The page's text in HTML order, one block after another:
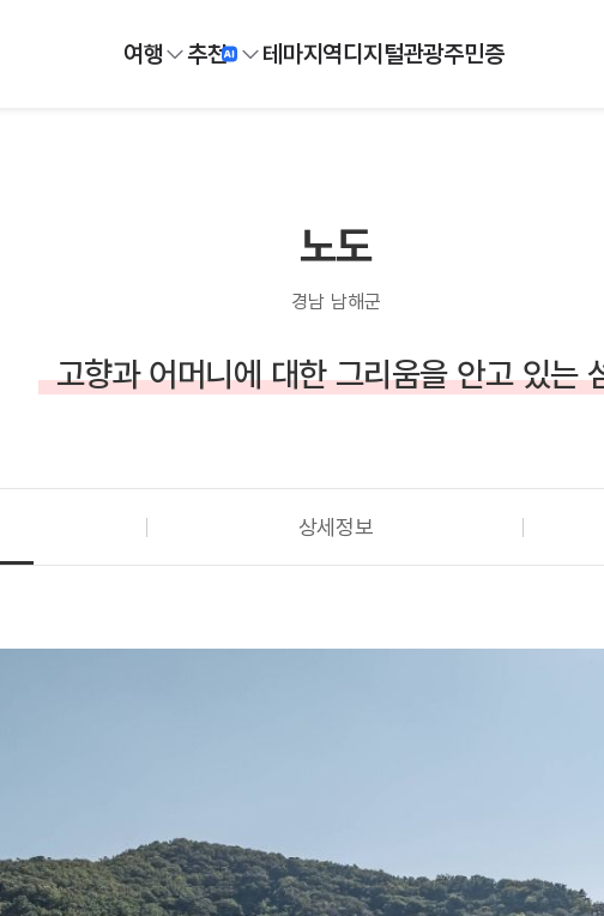
여행 추천 테마지역디지털관광주민증
노도
경남 남해군
고향과 어머니에 대한 그리움을 안고 있는
상세정보